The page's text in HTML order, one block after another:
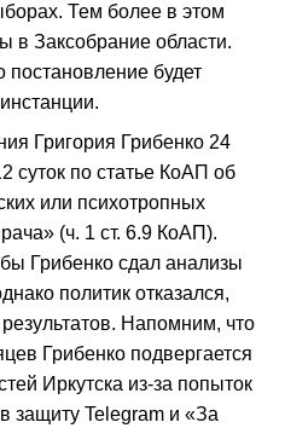
Тем более в этом
в Заксобрание области.
будет
Григория Грибенко 24
суток по статье КоАП об
или психотропных
(ч. 1 ст. 6.9 КоАП).
Грибенко сдал анализы
политик отказался,
Напомним, что
Грибенко подвергается
Иркутска из-за попыток
защиту Telegram и «За